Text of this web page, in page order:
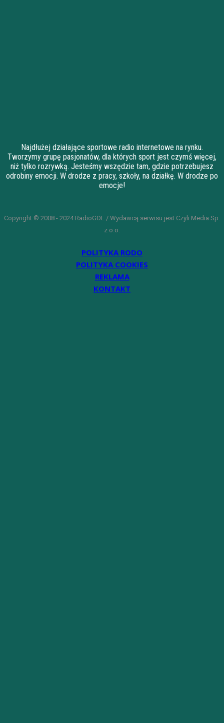
Najdłużej działające sportowe radio internetowe na rynku.
Tworzymy grupę pasjonatów, dla których sport jest czymś więcej,
niż tylko rozrywką. Jesteśmy wszędzie tam, gdzie potrzebujesz
odrobiny emocji. W drodze z pracy, szkoły, na działkę. W drodze po
emocje!
Copyright © 2008 - 2024 RadioGOL / Wydawcą serwisu jest Czyli Media Sp.
z o.o.
POLITYKA RODO
POLITYKA COOKIES
REKLAMA
KONTAKT